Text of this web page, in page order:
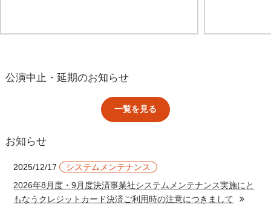
公演中止・延期のお知らせ
一覧を見る
お知らせ
2025/12/17
システムメンテナンス
2026年8月度・9月度決済事業社システムメンテナンス実施にと
もなうクレジットカード決済ご利用時の注意につきまして